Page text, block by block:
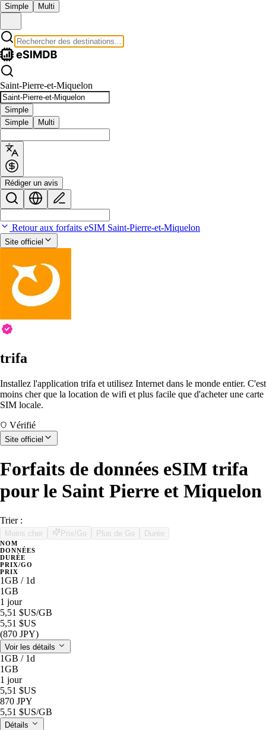
Simple Multi
Saint-Pierre-et-Miquelon
Simple
Simple
Multi
Rédiger un avis
Retour aux forfaits eSIM Saint-Pierre-et-Miquelon
Site officiel
trifa
Installez l'application trifa et utilisez Internet dans le monde entier. C'est
moins cher que la location de wifi et plus facile que d'acheter une carte
SIM locale.
Vérifié
Site officiel
Forfaits de données eSIM trifa
pour le Saint Pierre et Miquelon
Trier :
Moins cher Prix/Go Plus de Go Durée
NOM
DONNÉES
DURÉE
PRIX/GO
PRIX
1GB / 1d
1GB
1 jour
5,51 $US/GB
5,51 $US
(870 JPY)
Voir les détails
1GB / 1d
1GB
1 jour
5,51 $US
870 JPY
5,51 $US/GB
Détails